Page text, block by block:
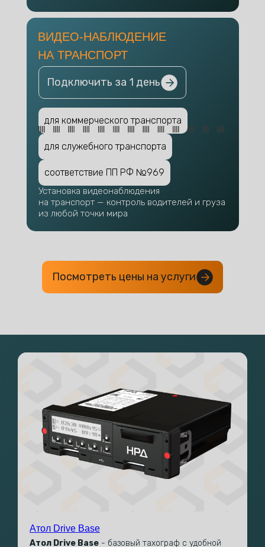
Подключить за 1 день
для коммерческого транспорта
для служебного транспорта
соответствие ПП РФ №969
Установка видеонаблюдения
на транспорт — контроль водителей и груза
из любой точки мира
ВИДЕО-НАБЛЮДЕНИЕ
НА ТРАНСПОРТ
Посмотреть цены на услуги
Атол Drive Base
Атол Drive Base - базовый тахограф с удобной